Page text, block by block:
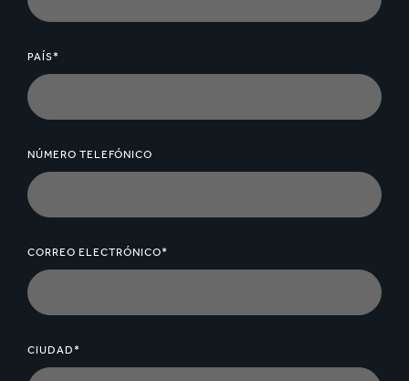
PAÍS*
NÚMERO TELEFÓNICO
CORREO ELECTRÓNICO*
CIUDAD*